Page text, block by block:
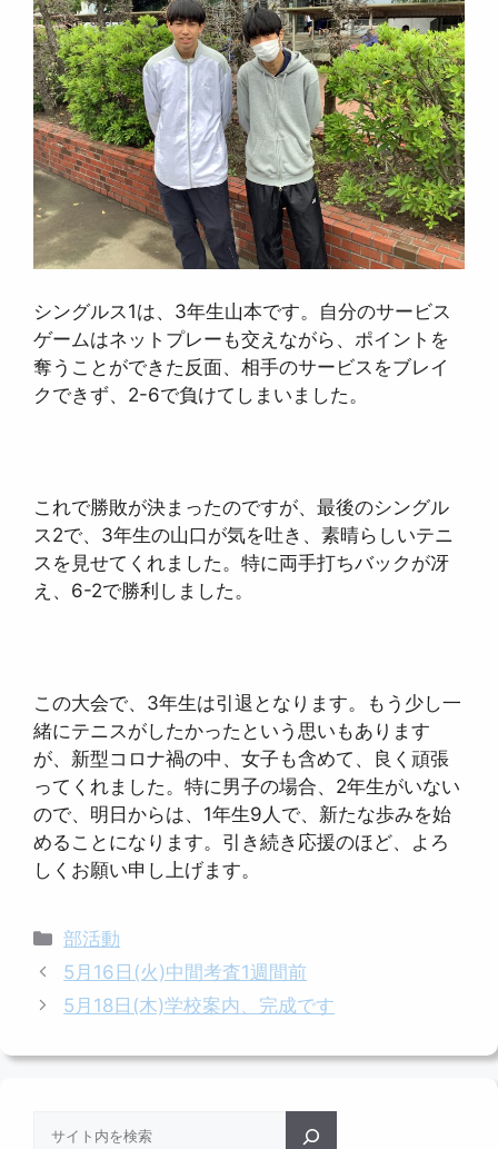
シングルス1は、3年生山本です。自分のサービス
ゲームはネットプレーも交えながら、ポイントを
奪うことができた反面、相手のサービスをブレイ
クできず、2-6で負けてしまいました。
これで勝敗が決まったのですが、最後のシングル
ス2で、3年生の山口が気を吐き、素晴らしいテニ
スを見せてくれました。特に両手打ちバックが冴
え、6-2で勝利しました。
この大会で、3年生は引退となります。もう少し一
緒にテニスがしたかったという思いもあります
が、新型コロナ禍の中、女子も含めて、良く頑張
ってくれました。特に男子の場合、2年生がいない
ので、明日からは、1年生9人で、新たな歩みを始
めることになります。引き続き応援のほど、よろ
しくお願い申し上げます。
カ
テ
リ
部活動
5月16日(火)中間考査1週間前
5月18日(木)学校案内、完成です